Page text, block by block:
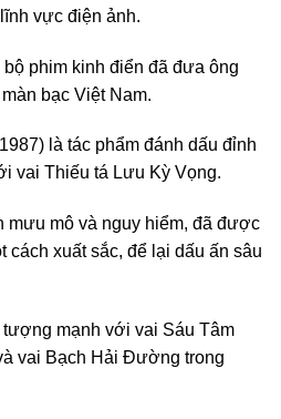
vực điện ảnh.
phim kinh điển đã đưa ông
bạc Việt Nam.
là tác phẩm đánh dấu đỉnh
vai Thiếu tá Lưu Kỳ Vọng.
mưu mô và nguy hiểm, đã được
cách xuất sắc, để lại dấu ấn sâu
tượng mạnh với vai Sáu Tâm
vai Bạch Hải Đường trong